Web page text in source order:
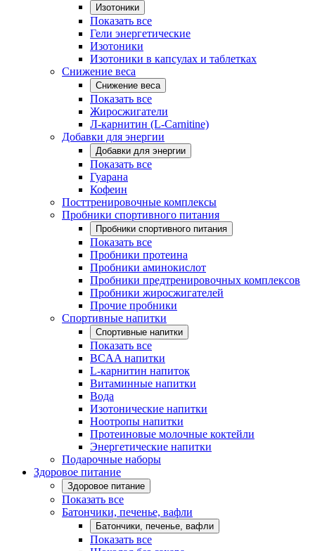
Изотоники
Показать все
Гели энергетические
Изотоники
Изотоники в капсулах и таблетках
Снижение веса
Снижение веса
Показать все
Жиросжигатели
Л-карнитин (L-Carnitine)
Добавки для энергии
Добавки для энергии
Показать все
Гуарана
Кофеин
Посттренировочные комплексы
Пробники спортивного питания
Пробники спортивного питания
Показать все
Пробники протеина
Пробники аминокислот
Пробники предтренировочных комплексов
Пробники жиросжигателей
Прочие пробники
Спортивные напитки
Спортивные напитки
Показать все
BCAA напитки
L-карнитин напиток
Витаминные напитки
Вода
Изотонические напитки
Ноотропы напитки
Протеиновые молочные коктейли
Энергетические напитки
Подарочные наборы
Здоровое питание
Здоровое питание
Показать все
Батончики, печенье, вафли
Батончики, печенье, вафли
Показать все